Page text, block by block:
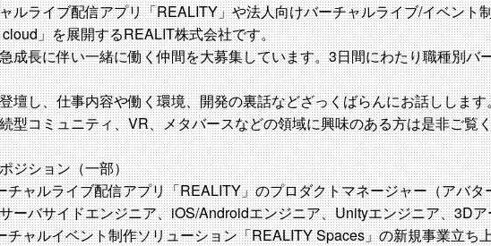
ルライブ配信アプリ「REALITY」や法人向けバーチャルライブ/イベント
」を展開するREALIT株式会社です。
成長に伴い一緒に働く仲間を大募集しています。3日間にわたり職種別バ
壇し、仕事内容や働く環境、開発の裏話などざっくばらんにお話しします
型コミュニティ、VR、メタバースなどの領域に興味のある方は是非ご覧
ジション（一部）
ャルライブ配信アプリ「REALITY」のプロダクトマネージャー（アバタ
ーバサイドエンジニア、iOS/Androidエンジニア、Unityエンジニア、3Dア
ャルイベント制作ソリューション「REALITY Spaces」の新規事業立ち